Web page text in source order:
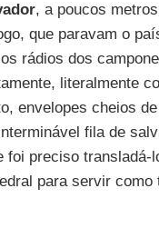
, a poucos
que paravam o
rádios dos
literalmente
envelopes cheios
fila de
preciso transladá-
para servir